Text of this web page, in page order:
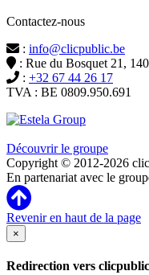
Contactez-nous
: info@clicpublic.be
: Rue du Bosquet 21,
: +32 67 44 26 17
TVA : BE 0809.950.691
Découvrir le groupe
Copyright © 2012-2026
En partenariat avec le
Revenir en haut de la page
×
Redirection vers